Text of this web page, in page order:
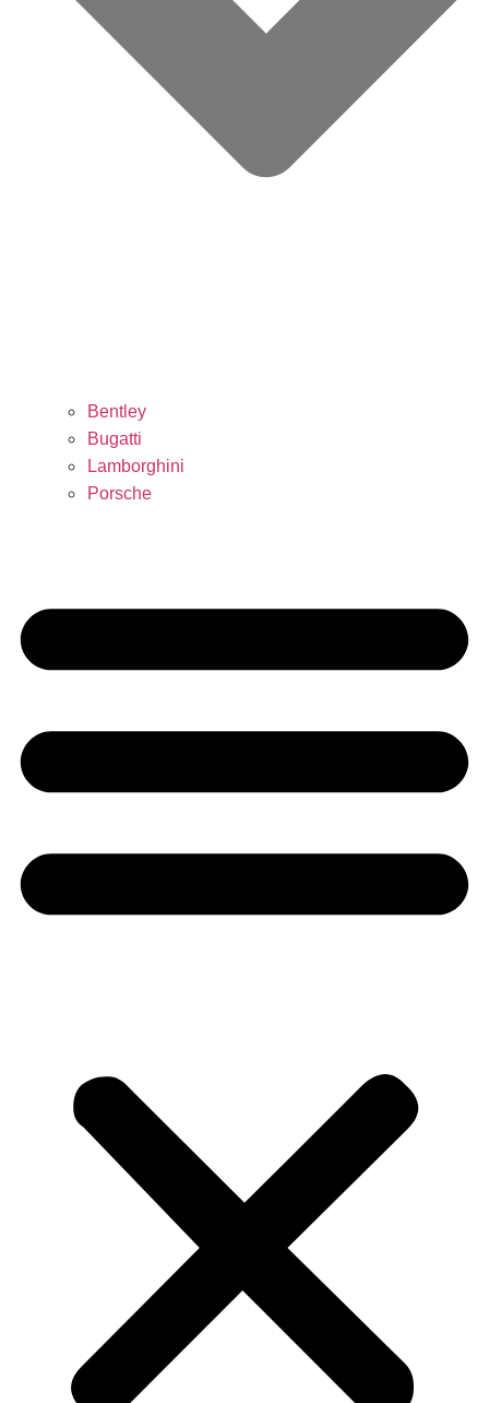
Bentley
Bugatti
Lamborghini
Porsche